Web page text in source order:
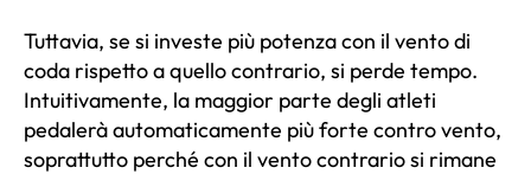
Tuttavia, se si investe più potenza con il vento di
coda rispetto a quello contrario, si perde tempo.
Intuitivamente, la maggior parte degli atleti
pedalerà automaticamente più forte contro vento,
soprattutto perché con il vento contrario si rimane